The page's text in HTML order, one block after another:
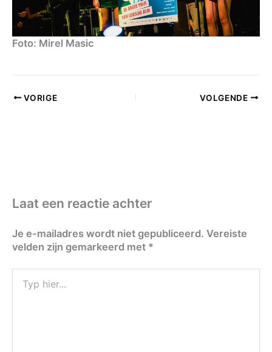
Foto: Mirel Masic
VORIGE VOLGENDE
Laat een reactie achter
Je e-mailadres wordt niet gepubliceerd. Vereiste
velden zijn gemarkeerd met *
hier...